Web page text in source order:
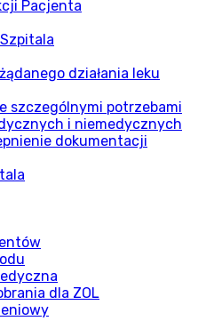
Pacjenta
działania leku
szczególnymi potrzebami
i niemedycznych
dokumentacji
dla ZOL